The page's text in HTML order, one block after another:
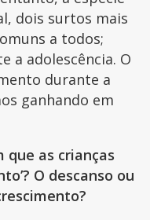
dois surtos mais
a todos;
a adolescência. O
durante a
ganhando em
que as crianças
O descanso ou